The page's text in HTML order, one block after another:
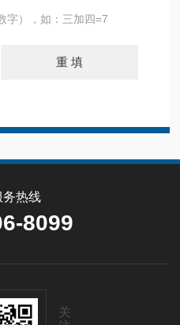
字），如：三加四=7
务热线
8099
关